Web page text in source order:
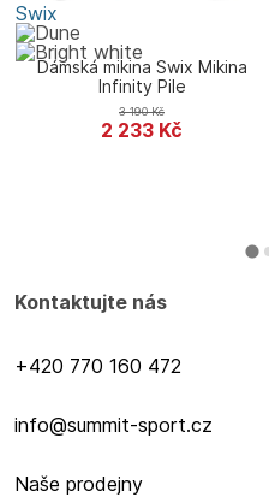
Swix
Dámská mikina Swix Mikina
Infinity Pile
2 233 Kč
3 190Kč
Kontaktujte nás
+420 770 160 472
info@summit-sport.cz
Naše prodejny